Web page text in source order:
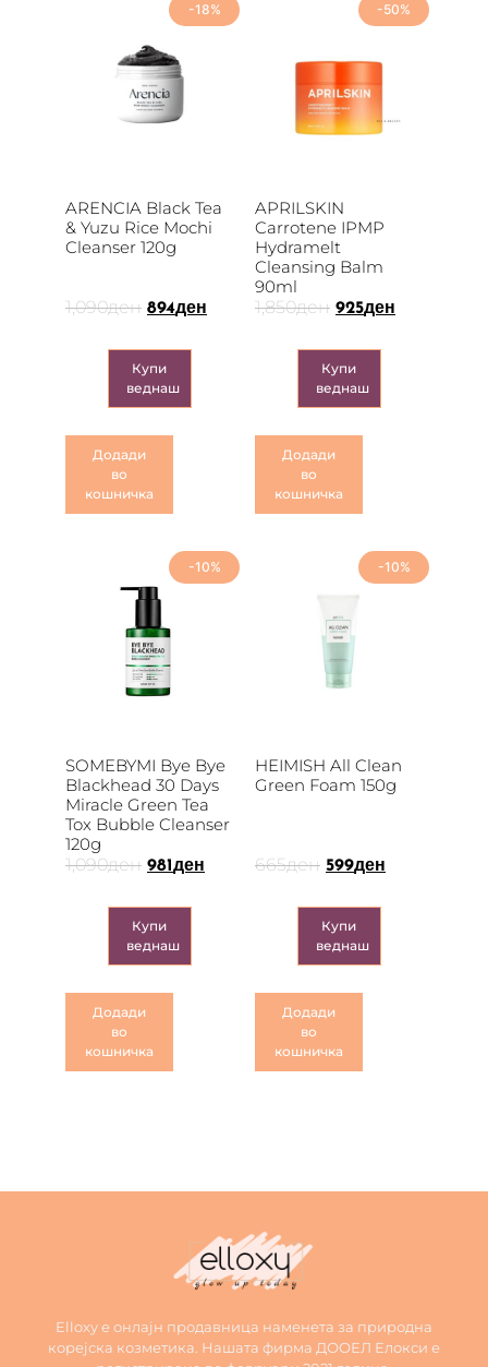
-18%
ARENCIA Black Tea
& Yuzu Rice Mochi
Cleanser 120g
1,090ден 894ден
Купи
веднаш
Додади
во
кошничка
-50%
APRILSKIN
Carrotene IPMP
Hydramelt
Cleansing Balm
90ml
1,850ден 925ден
Купи
веднаш
Додади
во
кошничка
-10%
SOMEBYMI Bye Bye
Blackhead 30 Days
Miracle Green Tea
Tox Bubble Cleanser
120g
1,090ден 981 ден
Купи
веднаш
Додади
во
кошничка
-10%
HEIMISH All Clean
Green Foam 150g
665ден 599ден
Купи
веднаш
Додади
во
кошничка
Elloxy е онлајн продавница наменета за природна
корејска козметика. Нашата фирма ДООЕЛ Елокси е